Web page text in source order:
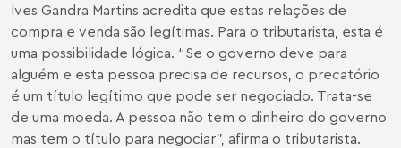
Ives Gandra Martins acredita que estas relações de
compra e venda são legítimas. Para o tributarista, esta é
uma possibilidade lógica. “Se o governo deve para
alguém e esta pessoa precisa de recursos, o precatório
é um título legítimo que pode ser negociado. Trata-se
de uma moeda. A pessoa não tem o dinheiro do governo
mas tem o título para negociar”, afirma o tributarista.